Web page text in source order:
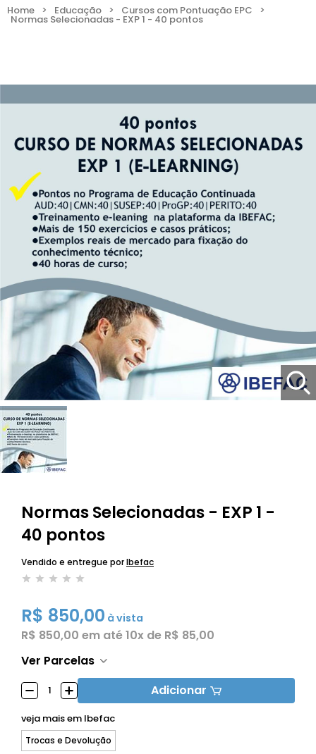
Home > Educação > Cursos com Pontuação EPC >
Normas Selecionadas - EXP 1 - 40 pontos
Normas Selecionadas - EXP 1 -
40 pontos
Vendido e entregue porIbefac
R$ 850,00 à vista
R$ 850,00 em até10x de R$ 85,00
Ver Parcelas
Adicionar
veja mais em Ibefac
Trocas e Devolução